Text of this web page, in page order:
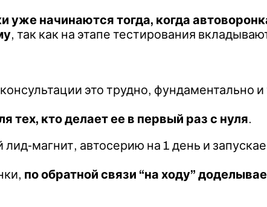
уже начинаются тогда, когда
, так как на этапе тестирования
это трудно, фундаментально
тех, кто делает ее в первый раз с нуля.
магнит, автосерию на 1 день и
по обратной связи “на ходу”